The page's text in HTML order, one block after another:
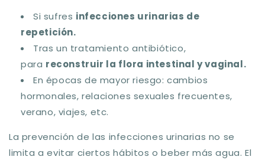
Si sufres infecciones urinarias de
repetición.
Tras un tratamiento antibiótico,
para reconstruir la flora intestinal y vaginal.
En épocas de mayor riesgo: cambios
hormonales, relaciones sexuales frecuentes,
verano, viajes, etc.
La prevención de las infecciones urinarias no se
limita a evitar ciertos hábitos o beber más agua. El